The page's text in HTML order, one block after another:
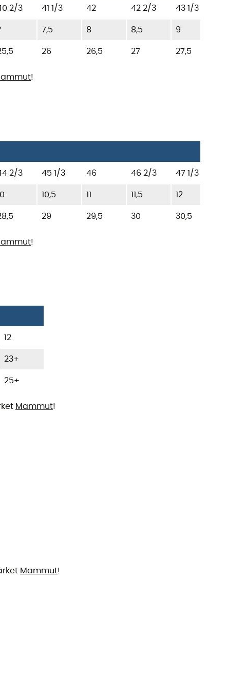
2/3 41 1/3 42 42 2/3 43 1/3
7,5 8 8,5 9
26 26,5 27 27,5
!
2/3 45 1/3 46 46 2/3 47 1/3
10,5 11 11,5 12
29 29,5 30 30,5
!
12
23+
25+
Mammut!
Mammut!